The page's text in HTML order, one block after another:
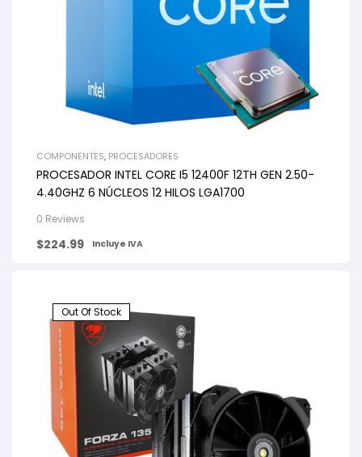
COMPONENTES, PROCESADORES
PROCESADOR INTEL CORE I5 12400F 12TH GEN 2.50-
4.40GHZ 6 NÚCLEOS 12 HILOS LGA1700
0 Reviews
$224.99 Incluye IVA
Out Of Stock